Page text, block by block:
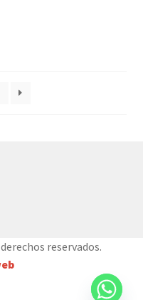
reservados.